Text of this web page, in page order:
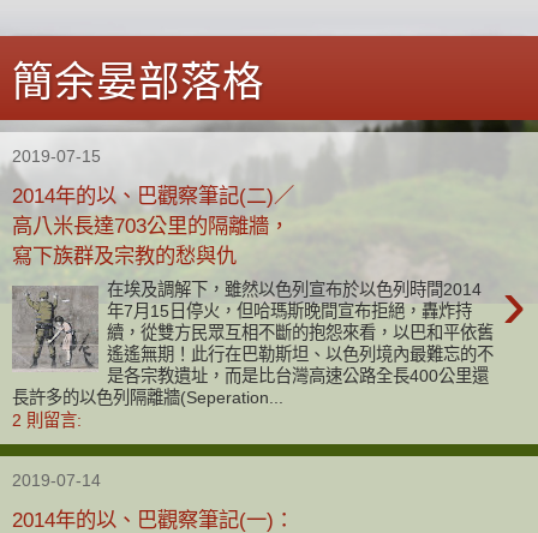
簡余晏部落格
2019-07-15
2014年的以、巴觀察筆記(二)／
高八米長達703公里的隔離牆，
寫下族群及宗教的愁與仇
›
在埃及調解下，雖然以色列宣布於以色列時間2014
年7月15日停火，但哈瑪斯晚間宣布拒絕，轟炸持
續，從雙方民眾互相不斷的抱怨來看，以巴和平依舊
遙遙無期！此行在巴勒斯坦、以色列境內最難忘的不
是各宗教遺址，而是比台灣高速公路全長400公里還
長許多的以色列隔離牆(Seperation...
2 則留言:
2019-07-14
2014年的以、巴觀察筆記(一)：